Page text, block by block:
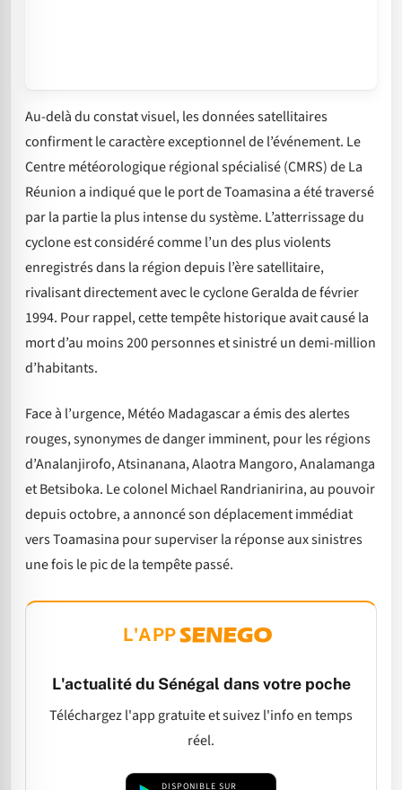
Au-delà du constat visuel, les données satellitaires
confirment le caractère exceptionnel de l’événement. Le
Centre météorologique régional spécialisé (CMRS) de La
Réunion a indiqué que le port de Toamasina a été traversé
par la partie la plus intense du système. L’atterrissage du
cyclone est considéré comme l’un des plus violents
enregistrés dans la région depuis l’ère satellitaire,
rivalisant directement avec le cyclone Geralda de février
1994. Pour rappel, cette tempête historique avait causé la
mort d’au moins 200 personnes et sinistré un demi-million
d’habitants.
Face à l’urgence, Météo Madagascar a émis des alertes
rouges, synonymes de danger imminent, pour les régions
d’Analanjirofo, Atsinanana, Alaotra Mangoro, Analamanga
et Betsiboka. Le colonel Michael Randrianirina, au pouvoir
depuis octobre, a annoncé son déplacement immédiat
vers Toamasina pour superviser la réponse aux sinistres
une fois le pic de la tempête passé.
L'APP
L'actualité du Sénégal dans votre poche
Téléchargez l'app gratuite et suivez l'info en temps
réel.
DISPONIBLE SUR